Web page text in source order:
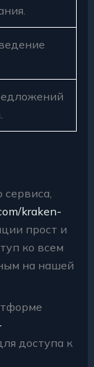
kraken-
прост и
ко всем
на нашей
доступа к